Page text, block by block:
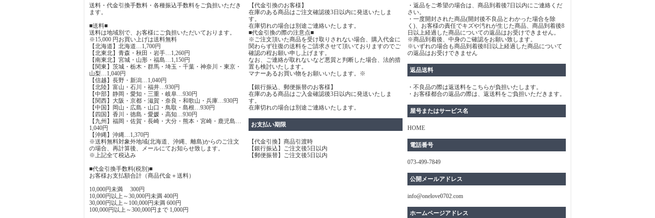
送料・代金引換手数料・各種振込手数料をご負担いただき
ます。
■送料■
送料は地域別で、お客様にご負担いただいております。
※15,000 円お買い上げは送料無料
【北海道】北海道…1,700円
【北東北】青森・秋田・岩手…1,260円
【南東北】宮城・山形・福島…1,150円
【関東】茨城・栃木・群馬・埼玉・千葉・神奈川・東京・
山梨…1,040円
【信越】長野・新潟…1,040円
【北陸】富山・石川・福井…930円
【中部】静岡・愛知・三重・岐阜…930円
【関西】大阪・京都・滋賀・奈良・和歌山・兵庫…930円
【中国】岡山・広島・山口・鳥取・島根…930円
【四国】香川・徳島・愛媛・高知…930円
【九州】福岡・佐賀・長崎・大分・熊本・宮崎・鹿児島…
1,040円
【沖縄】沖縄…1,370円
※送料無料対象外地域(北海道、沖縄、離島)からのご注文
の場合、再計算後、メールにてお知らせ致します。
※上記全て税込み
■代金引換手数料(税別)■
お客様お支払額合計（商品代金＋送料）
10,000円未満 300円
10,000円以上～30,000円未満 400円
30,000円以上～100,000円未満 600円
100,000円以上～300,000円まで 1,000円
【代金引換のお客様】
在庫のある商品はご注文確認後3日以内に発送いたしま
す。
在庫切れの場合は別途ご連絡いたします。
■代金引換の際の注意点■
※ご注文頂いた商品を受け取りされない場合、購入代金に
関わらず往復の送料をご請求させて頂いておりますのでご
確認の程お願い申し上げます。
なお、ご連絡が取れないなど悪質と判断した場合、法的措
置も検討いたします。
マナーあるお買い物をお願いいたします。※
【銀行振込、郵便振替のお客様】
在庫のある商品はご入金確認後3日以内に発送いたしま
す。
在庫切れの場合は別途ご連絡いたします。
お支払い期限
【代金引換】商品引渡時
【銀行振込】ご注文後5日以内
【郵便振替】ご注文後5日以内
・返品をご希望の場合は、商品到着後7日以内にご連絡くだ
さい。
・一度開封された商品(開封後不良品とわかった場合を除
く)、お客様の責任でキズや汚れが生じた商品、商品到着後8
日以上経過した商品についての返品はお受けできません。
※商品到着後、中身のご確認をお願い致します。
※いずれの場合も商品到着後8日以上経過した商品について
の返品はお受けできません
返品送料
・不良品の際は返送料をこちらが負担いたします。
・お客様都合の返品の際は、返送料をご負担いただきます。
屋号またはサービス名
HOME
電話番号
073-499-7849
公開メールアドレス
info@onelove0702.com
ホームページアドレス